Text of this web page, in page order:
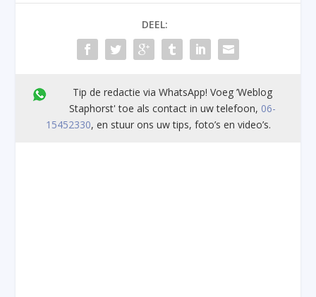
DEEL:
Tip de redactie via WhatsApp! Voeg ’Weblog
Staphorst' toe als contact in uw telefoon, 06-
15452330, en stuur ons uw tips, foto’s en video’s.